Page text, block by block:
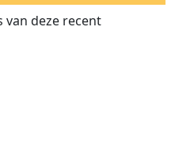
van deze recent